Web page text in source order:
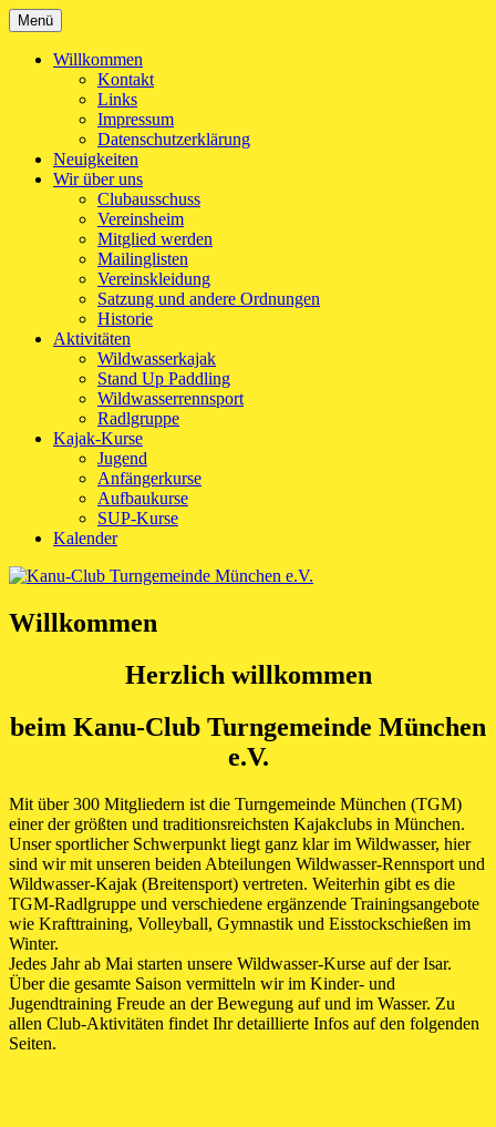
Zum
Inhalt
springen
Kanu-Club Turngemeinde München e.V.
Kanu fahren in München
Menü
Willkommen
Kontakt
Links
Impressum
Datenschutzerklärung
Neuigkeiten
Wir über uns
Clubausschuss
Vereinsheim
Mitglied werden
Mailinglisten
Vereinskleidung
Satzung und andere Ordnungen
Historie
Aktivitäten
Wildwasserkajak
Stand Up Paddling
Wildwasserrennsport
Radlgruppe
Kajak-Kurse
Jugend
Anfängerkurse
Aufbaukurse
SUP-Kurse
Kalender
Willkommen
Herzlich willkommen
beim Kanu-Club Turngemeinde München
e.V.
Mit über 300 Mitgliedern ist die Turngemeinde München (TGM)
einer der größten und traditionsreichsten Kajakclubs in München.
Unser sportlicher Schwerpunkt liegt ganz klar im Wildwasser, hier
sind wir mit unseren beiden Abteilungen Wildwasser-Rennsport und
Wildwasser-Kajak (Breitensport) vertreten. Weiterhin gibt es die
TGM-Radlgruppe und verschiedene ergänzende Trainingsangebote
wie Krafttraining, Volleyball, Gymnastik und Eisstockschießen im
Winter.
Jedes Jahr ab Mai starten unsere Wildwasser-Kurse auf der Isar.
Über die gesamte Saison vermitteln wir im Kinder- und
Jugendtraining Freude an der Bewegung auf und im Wasser. Zu
allen Club-Aktivitäten findet Ihr detaillierte Infos auf den folgenden
Seiten.